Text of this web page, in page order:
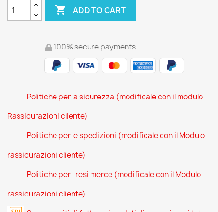
 ADD TO CART
100% secure payments
Politiche per la sicurezza (modificale con il modulo
Rassicurazioni cliente)
Politiche per le spedizioni (modificale con il Modulo
rassicurazioni cliente)
Politiche per i resi merce (modificale con il Modulo
rassicurazioni cliente)